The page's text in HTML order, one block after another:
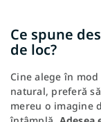
Ce spune
de loc?
Cine alege în
natural, preferă
mereu o imagine